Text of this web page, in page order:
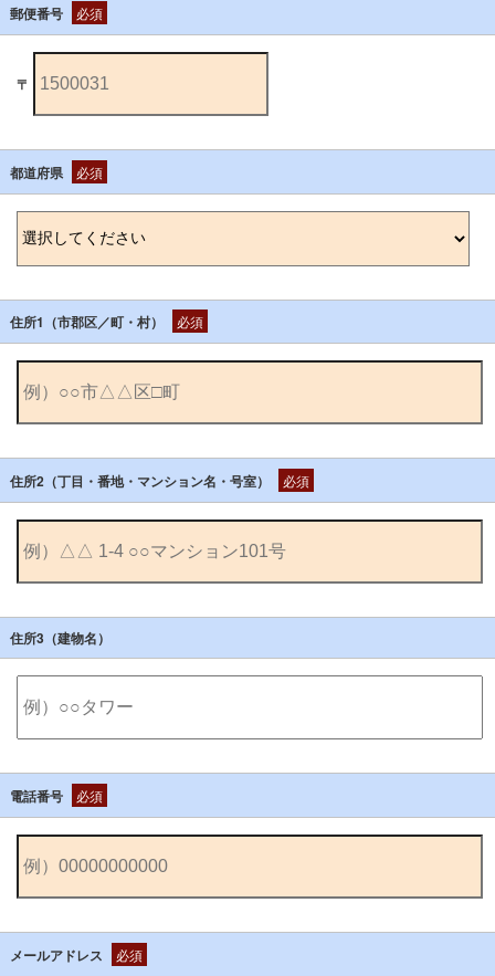
郵便番号 必須
〒
都道府県 必須
住所1（市郡区／町・村） 必須
住所2（丁目・番地・マンション名・号室） 必須
住所3（建物名）
電話番号 必須
メールアドレス 必須